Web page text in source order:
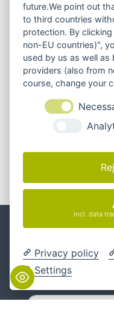
Gibt es
Center bei
Wie ist es
Office
Arbeiten
Unseren
future.We point out
to third countries
protection. By
non-EU countries)",
used by us as well
providers (also from
course, change your
incl. data
Privacy policy
Settings